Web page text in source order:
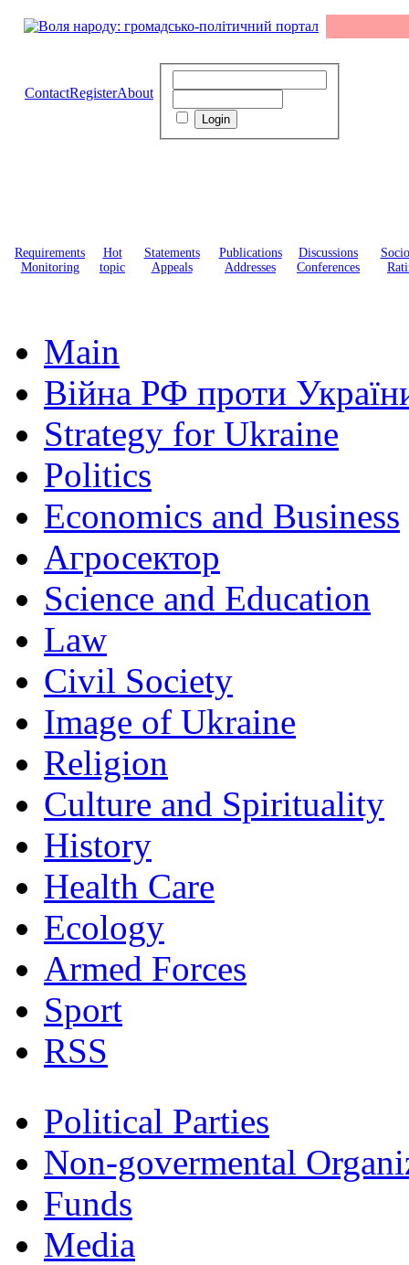
ContactRegisterAbout
Requirements
Monitoring
Hot
topic
Statements
Appeals
Publications
Addresses
Discussions
Conferences
Main
Війна РФ проти
Strategy for Ukraine
Politics
Economics and Business
Агросектор
Science and Education
Law
Civil Society
Image of Ukraine
Religion
Culture and Spirituality
History
Health Care
Ecology
Armed Forces
Sport
RSS
Political Parties
Non-govermental
Funds
Мedia